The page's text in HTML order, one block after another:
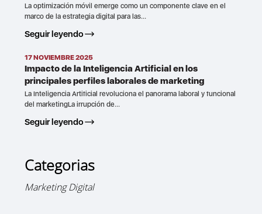
La optimización móvil emerge como un componente clave en el
marco de la estrategia digital para las...
Seguir leyendo
17 NOVIEMBRE 2025
Impacto de la Inteligencia Artificial en los
principales perfiles laborales de marketing
La Inteligencia Artificial revoluciona el panorama laboral y funcional
del marketingLa irrupción de...
Seguir leyendo
Categorias
Marketing Digital